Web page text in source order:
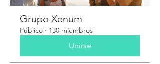
Grupo Xenum
Público · 130 miembros
Unirse